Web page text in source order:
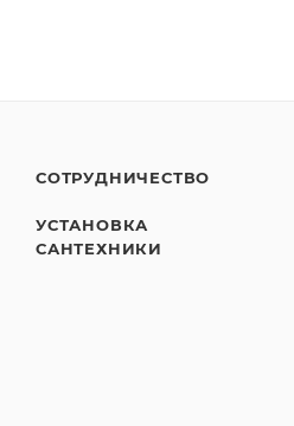
СОТРУДНИЧЕСТВО
УСТАНОВКА
САНТЕХНИКИ